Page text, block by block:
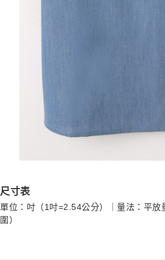
尺寸表
單位：吋（1吋=2.54公分）｜量法：平放
圍）